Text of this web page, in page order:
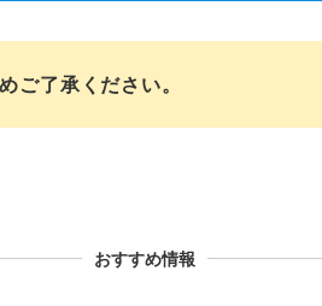
ご了承ください。
おすすめ情報